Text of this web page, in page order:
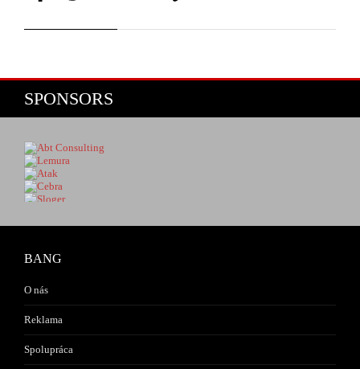
SPONSORS
BANG
O nás
Reklama
Spolupráca